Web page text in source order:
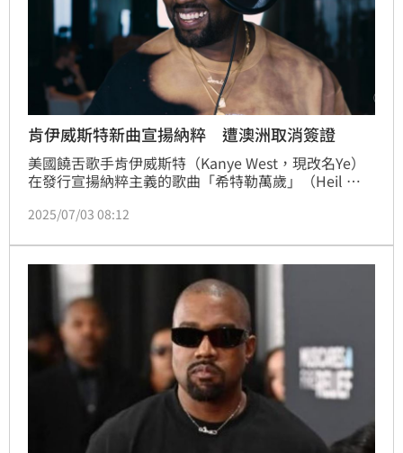
肯伊威斯特新曲宣揚納粹 遭澳洲取消簽證
美國饒舌歌手肯伊威斯特（Kanye West，現改名Ye）
在發行宣揚納粹主義的歌曲「希特勒萬歲」（Heil
2025/07/03 08:12